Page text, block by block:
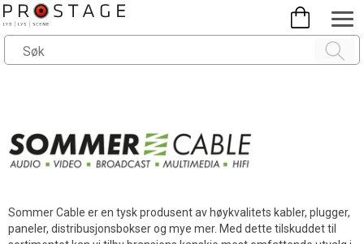
Sommer Cable er en tysk produsent av høykvalitets kabler, plugger,
paneler, distribusjonsbokser og mye mer. Med dette tilskuddet til